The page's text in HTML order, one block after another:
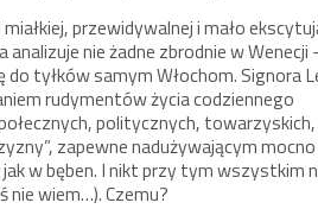
przewidywalnej i mało
nie żadne zbrodnie w Wenecji
tyłków samym Włochom. Signora
rudymentów życia codziennego
politycznych,
zapewne nadużywającym
w bęben. I nikt przy tym wszystkim
nie wiem…). Czemu?